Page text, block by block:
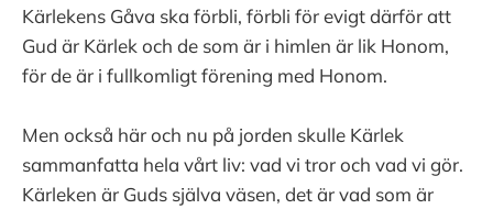
Kärlekens Gåva ska förbli, förbli för evigt därför att
Gud är Kärlek och de som är i himlen är lik Honom,
för de är i fullkomligt förening med Honom.
Men också här och nu på jorden skulle Kärlek
sammanfatta hela vårt liv: vad vi tror och vad vi gör.
Kärleken är Guds själva väsen, det är vad som är